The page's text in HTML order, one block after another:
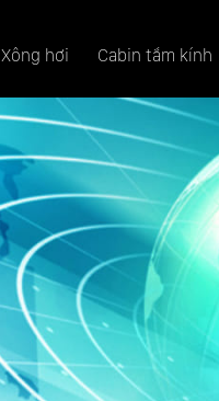
Xông hơi Cabin tắm kính